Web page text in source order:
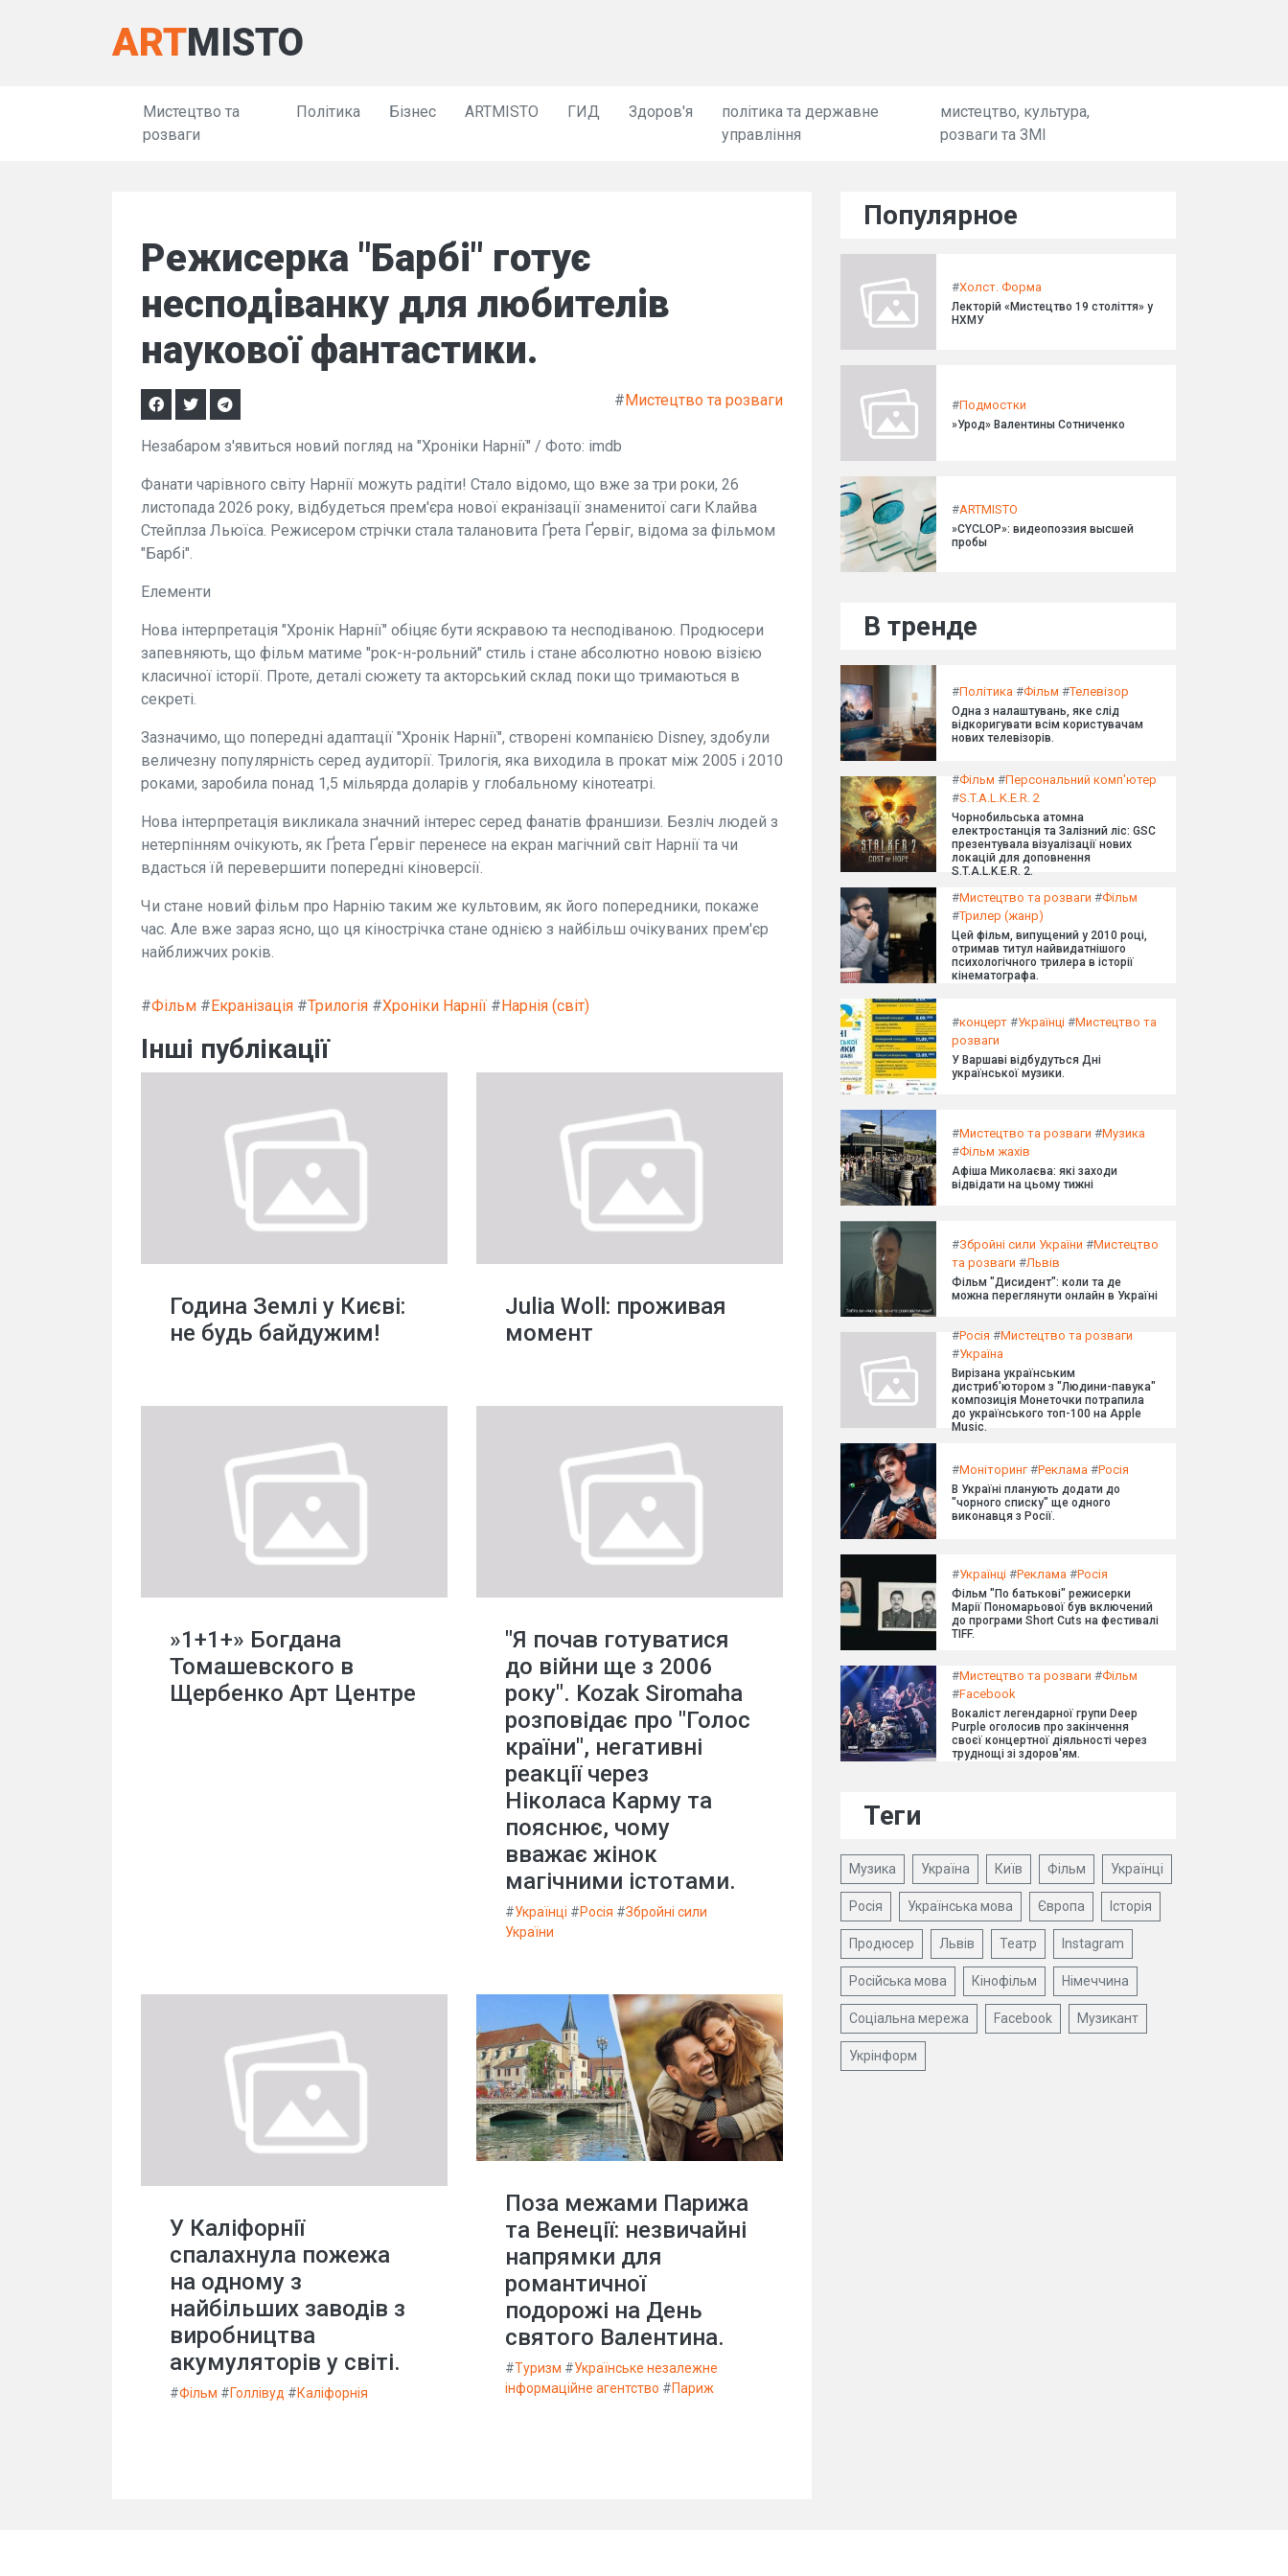
ARTMISTO
Мистецтво та
розваги
Політика Бізнес ARTMISTO ГИД Здоров'я
політика та державне
управління
мистецтво, культура,
розваги та ЗМІ
Режисерка "Барбі" готує
несподіванку для любителів
наукової фантастики.
#Мистецтво та розваги
Незабаром з'явиться новий погляд на "Хроніки Нарнії" / Фото: imdb
Фанати чарівного світу Нарнії можуть радіти! Стало відомо, що вже за три роки, 26
листопада 2026 року, відбудеться прем'єра нової екранізації знаменитої саги Клайва
Стейплза Льюїса. Режисером стрічки стала талановита Ґрета Ґервіг, відома за фільмом
"Барбі".
Елементи
Нова інтерпретація "Хронік Нарнії" обіцяє бути яскравою та несподіваною. Продюсери
запевняють, що фільм матиме "рок-н-рольний" стиль і стане абсолютно новою візією
класичної історії. Проте, деталі сюжету та акторський склад поки що тримаються в
секреті.
Зазначимо, що попередні адаптації "Хронік Нарнії", створені компанією Disney, здобули
величезну популярність серед аудиторії. Трилогія, яка виходила в прокат між 2005 і 2010
роками, заробила понад 1,5 мільярда доларів у глобальному кінотеатрі.
Нова інтерпретація викликала значний інтерес серед фанатів франшизи. Безліч людей з
нетерпінням очікують, як Ґрета Ґервіг перенесе на екран магічний світ Нарнії та чи
вдасться їй перевершити попередні кіноверсії.
Чи стане новий фільм про Нарнію таким же культовим, як його попередники, покаже
час. Але вже зараз ясно, що ця кінострічка стане однією з найбільш очікуваних прем'єр
найближчих років.
#Фільм #Екранізація #Трилогія #Хроніки Нарнії #Нарнія (світ)
Інші публікації
Година Землі у Києві:
не будь байдужим!
Julia Woll: проживая
момент
»1+1+» Богдана
Томашевского в
Щербенко Арт Центре
"Я почав готуватися
до війни ще з 2006
року". Kozak Siromaha
розповідає про "Голос
країни", негативні
реакції через
Ніколаса Карму та
пояснює, чому
вважає жінок
магічними істотами.
#Українці #Росія #Збройні сили
України
У Каліфорнії
спалахнула пожежа
на одному з
найбільших заводів з
виробництва
акумуляторів у світі.
#Фільм #Голлівуд #Каліфорнія
Поза межами Парижа
та Венеції: незвичайні
напрямки для
романтичної
подорожі на День
святого Валентина.
#Туризм #Українське незалежне
інформаційне агентство #Париж
Популярное
#Холст. Форма
Лекторій «Мистецтво 19 століття» у
НХМУ
#Подмостки
»Урод» Валентины Сотниченко
#ARTMISTO
»CYCLOP»: видеопоэзия высшей
пробы
В тренде
#Політика #Фільм #Телевізор
Одна з налаштувань, яке слід
відкоригувати всім користувачам
нових телевізорів.
#Фільм #Персональний комп'ютер
#S.T.A.L.K.E.R. 2
Чорнобильська атомна
електростанція та Залізний ліс: GSC
презентувала візуалізації нових
локацій для доповнення
S.T.A.L.K.E.R. 2.
#Мистецтво та розваги #Фільм
#Трилер (жанр)
Цей фільм, випущений у 2010 році,
отримав титул найвидатнішого
психологічного трилера в історії
кінематографа.
#концерт #Українці #Мистецтво та
розваги
У Варшаві відбудуться Дні
української музики.
#Мистецтво та розваги #Музика
#Фільм жахів
Афіша Миколаєва: які заходи
відвідати на цьому тижні
#Збройні сили України #Мистецтво
та розваги #Львів
Фільм "Дисидент": коли та де
можна переглянути онлайн в Україні
#Росія #Мистецтво та розваги
#Україна
Вирізана українським
дистриб'ютором з "Людини-павука"
композиція Монеточки потрапила
до українського топ-100 на Apple
Music.
#Моніторинг#Реклама #Росія
В Україні планують додати до
"чорного списку" ще одного
виконавця з Росії.
#Українці #Реклама #Росія
Фільм "По батькові" режисерки
Марії Пономарьової був включений
до програми Short Cuts на фестивалі
TIFF.
#Мистецтво та розваги #Фільм
#Facebook
Вокаліст легендарної групи Deep
Purple оголосив про закінчення
своєї концертної діяльності через
труднощі зі здоров'ям.
Теги
Музика Україна Київ Фільм Українці
Росія Українська мова Європа Історія
Продюсер Львів Театр Instagram
Російська мова Кінофільм Німеччина
Соціальна мережа Facebook Музикант
Укрінформ